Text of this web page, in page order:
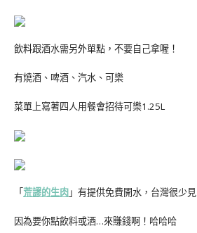
飲料跟酒水需另外單點，不要自己拿喔！
有燒酒、啤酒、汽水、可樂
菜單上寫著四人用餐會招待可樂1.25L
「荒謬的生肉」有提供免費開水，台灣很少見
因為要你點飲料或酒…來賺錢啊！哈哈哈